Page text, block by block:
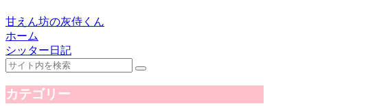
甘えん坊の灰侍くん
ホーム
シッター日記
カテゴリー